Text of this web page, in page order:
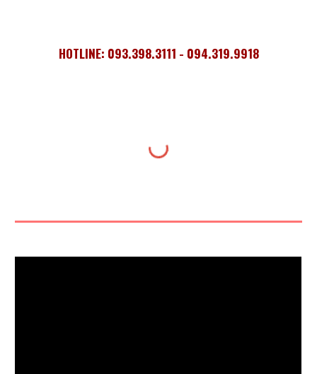
HOTLINE: 093.398.3111 - 094.319.9918